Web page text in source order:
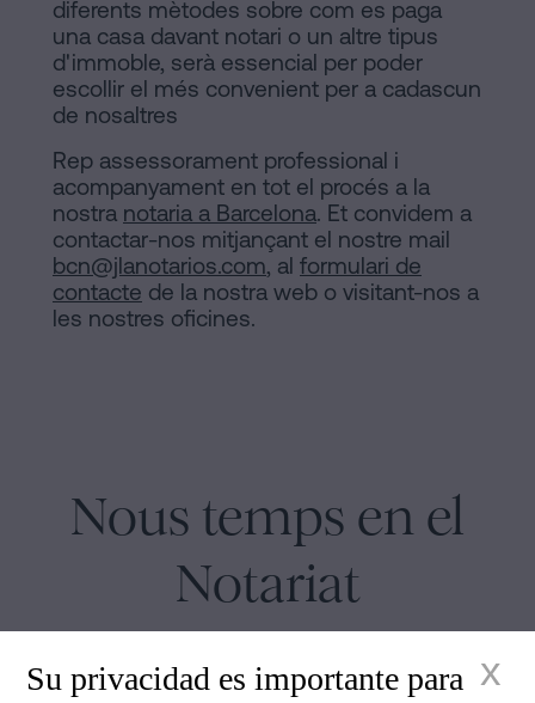
diferents mètodes sobre com es paga
una casa davant notari o un altre tipus
d'immoble, serà essencial per poder
escollir el més convenient per a cadascun
de nosaltres
Rep assessorament professional i
acompanyament en tot el procés a la
nostra notaria a Barcelona. Et convidem a
contactar-nos mitjançant el nostre mail
bcn@jlanotarios.com, al formulari de
contacte de la nostra web o visitant-nos a
les nostres oficines.
Nous temps en el
Notariat
Su privacidad es importante para x